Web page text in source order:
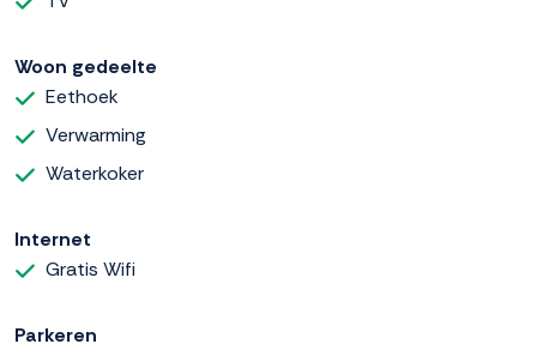
Woon gedeelte
Eethoek
Verwarming
Waterkoker
Internet
Gratis Wifi
Parkeren